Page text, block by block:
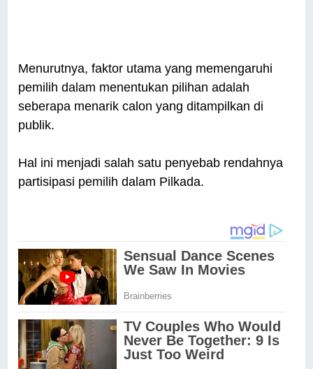
Menurutnya, faktor utama yang memengaruhi
pemilih dalam menentukan pilihan adalah
seberapa menarik calon yang ditampilkan di
publik.
Hal ini menjadi salah satu penyebab rendahnya
partisipasi pemilih dalam Pilkada.